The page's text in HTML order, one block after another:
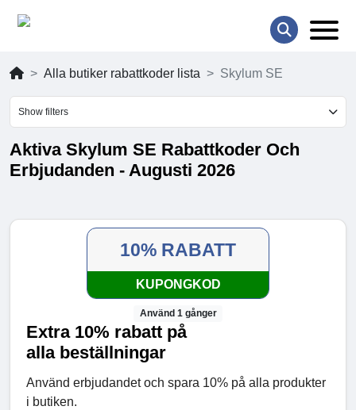
Alla butiker rabattkoder lista Skylum SE
Show filters
Aktiva Skylum SE Rabattkoder Och
Erbjudanden - Augusti 2026
10% RABATT
KUPONGKOD
Använd 1 gånger
Extra 10% rabatt på
alla beställningar
Använd erbjudandet och spara 10% på alla produkter
i butiken.